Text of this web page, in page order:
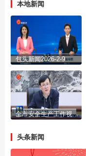
本地新闻
包头新闻2026-2-9
全市安全生产工作视频会议召开
头条新闻